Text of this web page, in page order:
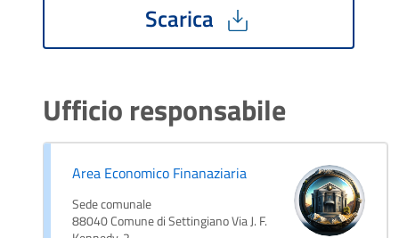
Scarica
Ufficio responsabile
Area Economico Finanaziaria
Sede comunale
88040 Comune di Settingiano Via J. F.